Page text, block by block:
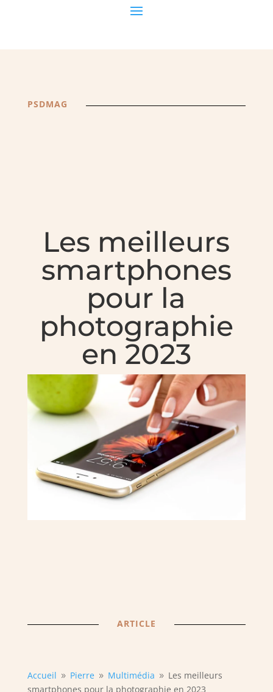
PSDMAG
Les meilleurs
smartphones
pour la
photographie
en 2023
ARTICLE
Accueil 9 Pierre 9 Multimédia 9 Les meilleurs
smartphones pour la photographie en 2023